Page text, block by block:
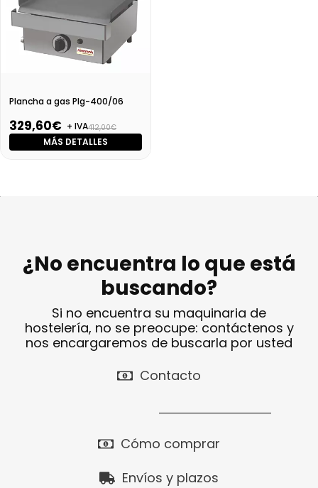
Plancha a gas Plg-400/06
329,60€ + IVA412,00€
MÁS DETALLES
¿No encuentra lo que está
buscando?
Si no encuentra su maquinaria de
hostelería, no se preocupe: contáctenos y
nos encargaremos de buscarla por usted
Contacto
Cómo comprar
Envíos y plazos